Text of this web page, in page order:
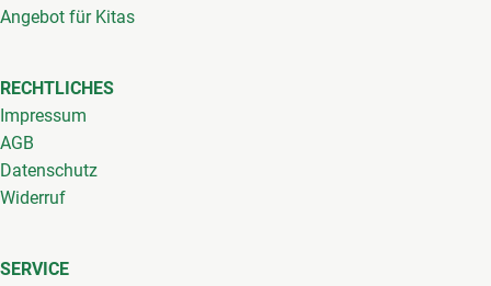
Angebot für Kitas
RECHTLICHES
Impressum
AGB
Datenschutz
Widerruf
SERVICE